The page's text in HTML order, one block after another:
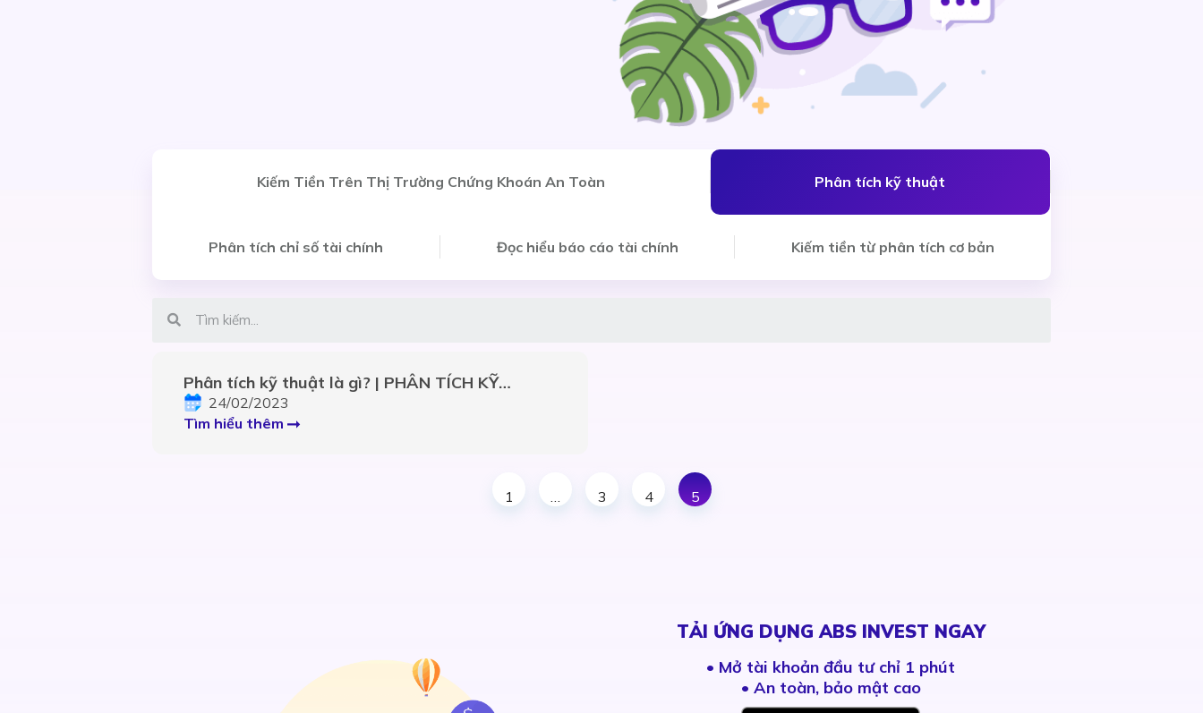
Kiếm Tiền Trên Thị Trường Chứng Khoán An Toàn Phân tích kỹ thuật
Phân tích chỉ số tài chính Đọc hiểu báo cáo tài chính Kiếm tiền từ phân tích cơ bản
Phân tích kỹ thuật là gì? | PHÂN TÍCH KỸ
THUẬT – Phần 1:
24/02/2023
Tìm hiểu thêm
1 3 4 5
TẢI ỨNG DỤNG ABS INVEST NGAY
• Mở tài khoản đầu tư chỉ 1 phút
• An toàn, bảo mật cao